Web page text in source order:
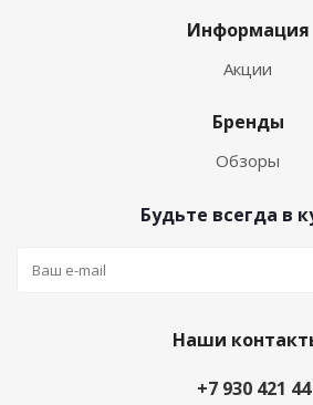
Информация
Акции
Бренды
Обзоры
Будьте всегда в
Наши
+7 930 421